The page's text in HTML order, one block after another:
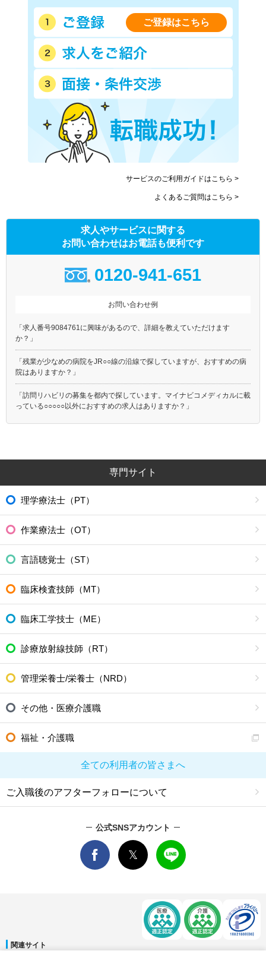
西武多摩湖線
西武多摩川線
西武拝島線
西武西武園線
西武山口線
京王線
京王相模原線
京王井の頭線
京王高尾線
京王競馬場線
京王動物園線
小田急小田原線
東急東横線
東急目黒線
東急田園都市線
東急池上線
東急多摩川線
東急世田谷線
京急本線
東武亀戸線
京成本線
東京メトロ銀座線
東京メトロ丸ノ内線(池袋－
荻窪)
東京メトロ日比谷線
東京メトロ東西線
東京メトロ千代田線
東京メトロ有楽町線
都営大江戸線
都営新宿線
つくばエクスプレス
多摩モノレール
東京モノレール
東京臨海高速鉄道りんかい線
北総鉄道北総線
ご登録はこちら
サービスのご利用ガイドはこちら >
よくあるご質問はこちら >
求人やサービスに関する
お問い合わせはお電話も便利です
0120-941-651
お問い合わせ例
「求人番号9084761に興味があるので、詳細を教えていただけます
か？」
「残業が少なめの病院をJR○○線の沿線で探していますが、おすすめの病
院はありますか？」
「訪問リハビリの募集を都内で探しています。マイナビコメディカルに載
っている○○○○○以外におすすめの求人はありますか？」
専門サイト
理学療法士（PT）
作業療法士（OT）
言語聴覚士（ST）
臨床検査技師（MT）
臨床工学技士（ME）
診療放射線技師（RT）
管理栄養士/栄養士（NRD）
その他・医療介護職
福祉・介護職
全ての利用者の皆さまへ
ご入職後のアフターフォローについて
公式SNSアカウント
関連サイト